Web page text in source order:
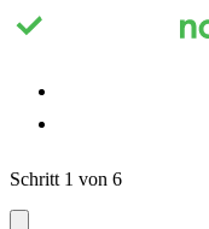
Schritt 1 von 6